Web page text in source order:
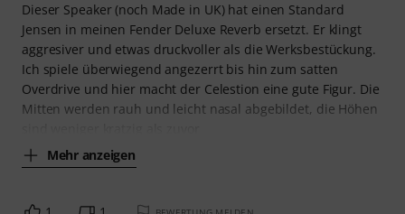
Dieser Speaker (noch Made in UK) hat einen Standard
Jensen in meinen Fender Deluxe Reverb ersetzt. Er klingt
aggresiver und etwas druckvoller als die Werksbestückung.
Ich spiele überwiegend angezerrt bis hin zum satten
Overdrive und hier macht der Celestion eine gute Figur. Die
Mitten werden rauh und leicht nasal abgebildet, die Höhen
Mehr anzeigen